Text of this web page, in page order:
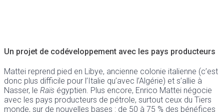
Un projet de codéveloppement avec les pays producteurs
Mattei reprend pied en Libye, ancienne colonie italienne (c’est
donc plus difficile pour l’Italie qu’avec l’Algérie) et s’allie à
Nasser, le Raïs égyptien. Plus encore, Enrico Mattei négocie
avec les pays producteurs de pétrole, surtout ceux du Tiers
monde, sur de nouvelles bases : de 50 à 75 % des bénéfices